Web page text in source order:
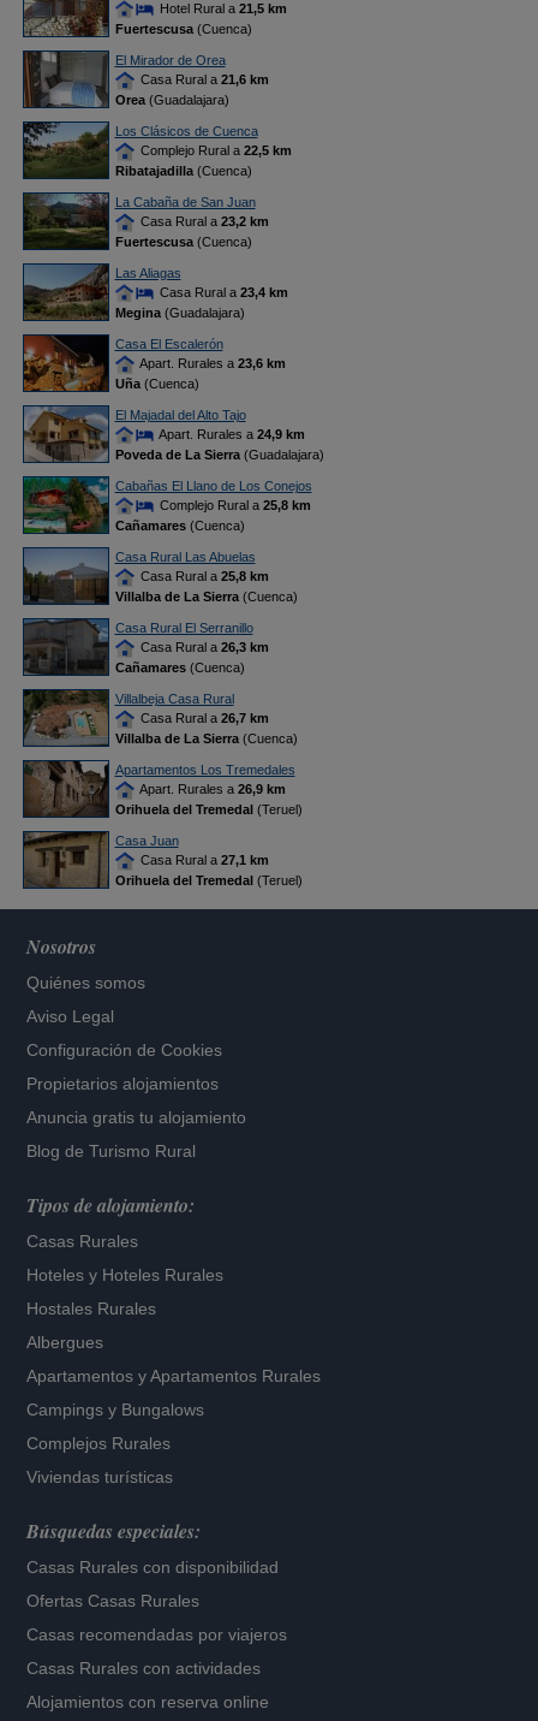
Hotel Rural a 21,5 km
Fuertescusa(Cuenca)
El Mirador de Orea
Casa Rural a 21,6 km
Orea(Guadalajara)
Los Clásicos de Cuenca
Complejo Rural a 22,5 km
Ribatajadilla(Cuenca)
La Cabaña de San Juan
Casa Rural a 23,2 km
Fuertescusa(Cuenca)
Las Aliagas
Casa Rural a 23,4 km
Megina(Guadalajara)
Casa El Escalerón
Apart. Rurales a 23,6 km
Uña(Cuenca)
El Majadal del Alto Tajo
Apart. Rurales a 24,9 km
Poveda de La Sierra(Guadalajara)
Cabañas El Llano de Los Conejos
Complejo Rural a 25,8 km
Cañamares(Cuenca)
Casa Rural Las Abuelas
Casa Rural a 25,8 km
Villalba de La Sierra(Cuenca)
Casa Rural El Serranillo
Casa Rural a 26,3 km
Cañamares(Cuenca)
Villalbeja Casa Rural
Casa Rural a 26,7 km
Villalba de La Sierra(Cuenca)
Apartamentos Los Tremedales
Apart. Rurales a 26,9 km
Orihuela del Tremedal(Teruel)
Casa Juan
Casa Rural a 27,1 km
Orihuela del Tremedal(Teruel)
Nosotros
Quiénes somos
Aviso Legal
Configuración de Cookies
Propietarios alojamientos
Anuncia gratis tu alojamiento
Blog de Turismo Rural
Tipos de alojamiento:
Casas Rurales
Hoteles y Hoteles Rurales
Hostales Rurales
Albergues
Apartamentos yApartamentos Rurales
Campings y Bungalows
Complejos Rurales
Viviendas turísticas
Búsquedas especiales:
Casas Rurales con disponibilidad
Ofertas Casas Rurales
Casas recomendadas por viajeros
Casas Rurales con actividades
Alojamientos con reserva online